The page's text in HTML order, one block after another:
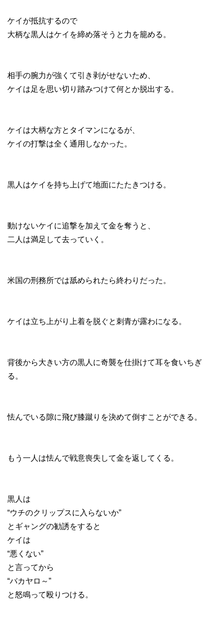
ケイが抵抗するので
大柄な黒人はケイを締め落そうと力を籠める。
相手の腕力が強くて引き剥がせないため、
ケイは足を思い切り踏みつけて何とか脱出する。
ケイは大柄な方とタイマンになるが、
ケイの打撃は全く通用しなかった。
黒人はケイを持ち上げて地面にたたきつける。
動けないケイに追撃を加えて金を奪うと、
二人は満足して去っていく。
米国の刑務所では舐められたら終わりだった。
ケイは立ち上がり上着を脱ぐと刺青が露わになる。
背後から大きい方の黒人に奇襲を仕掛けて耳を食いちぎ
る。
怯んでいる隙に飛び膝蹴りを決めて倒すことができる。
もう一人は怯んで戦意喪失して金を返してくる。
黒人は
“ウチのクリップスに入らないか”
とギャングの勧誘をすると
ケイは
“悪くない”
と言ってから
“バカヤロ～”
と怒鳴って殴りつける。